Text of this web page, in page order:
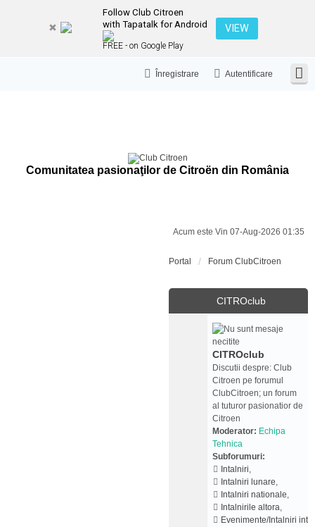
Follow Club Citroen
with Tapatalk for Android
FREE - on Google Play
VIEW
Autentificare
Înregistrare
Comunitatea pasionaţilor de Citroën din România
Acum este Vin 07-Aug-2026 01:35
Portal Forum ClubCitroen
CITROclub
CITROclub
Discutii despre: Club
Citroen pe forumul
ClubCitroen; un forum
al tuturor pasionatior de
Citroen
Moderator: Echipa
Tehnica
Subforumuri:
Intalniri,
Intalniri lunare,
Intalniri nationale,
Intalnirile altora,
Evenimente/Intalniri